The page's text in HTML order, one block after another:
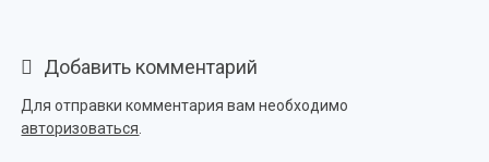
Добавить комментарий
Для отправки комментария вам необходимо
авторизоваться